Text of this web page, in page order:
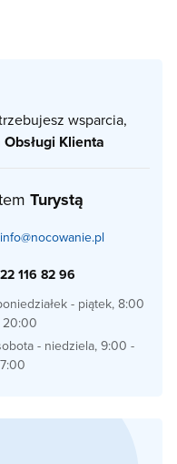
wsparcia,
Klienta
Turystą
info@nocowanie.pl
22 116 82 96
- piątek, 8:00
20:00
- niedziela, 9:00 -